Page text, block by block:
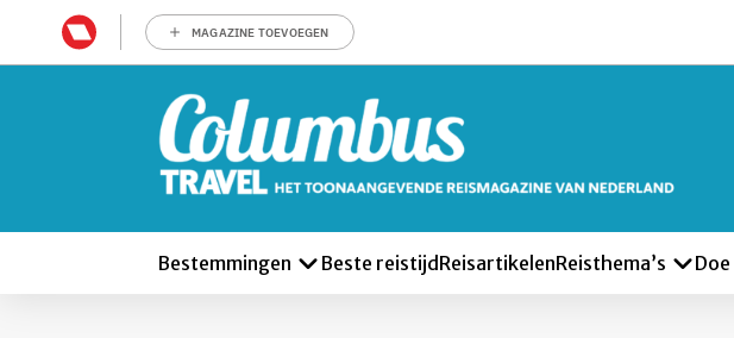
MAGAZINE TOEVOEGEN
Bestemmingen Beste reistijd ReisartikelenReisthema’s